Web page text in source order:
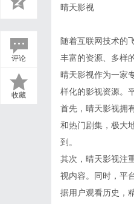
评论
收藏
晴天影视
随着互联网技术的
丰富的资源、多样
晴天影视作为一家
样化的影视资源。
首先，晴天影视拥
和热门剧集，极大
到。
其次，晴天影视注
视内容。同时，平
据用户观看历史，